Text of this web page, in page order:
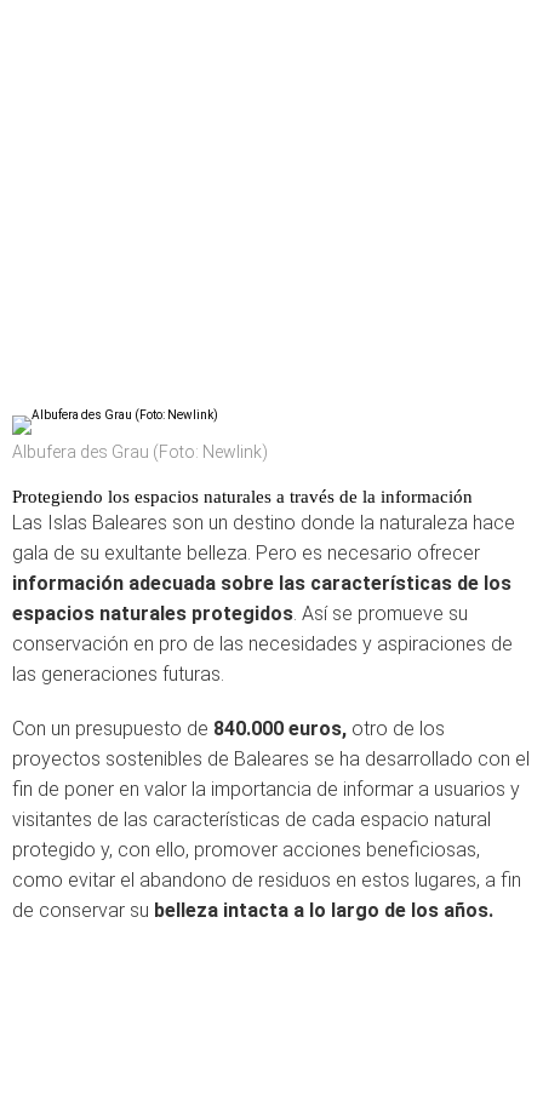
Albufera des Grau (Foto: Newlink)
Protegiendo los espacios naturales a través de la información
Las Islas Baleares son un destino donde la naturaleza hace
gala de su exultante belleza. Pero es necesario ofrecer
información adecuada sobre las características de los
espacios naturales protegidos. Así se promueve su
conservación en pro de las necesidades y aspiraciones de
las generaciones futuras.
Con un presupuesto de 840.000 euros, otro de los
proyectos sostenibles de Baleares se ha desarrollado con el
fin de poner en valor la importancia de informar a usuarios y
visitantes de las características de cada espacio natural
protegido y, con ello, promover acciones beneficiosas,
como evitar el abandono de residuos en estos lugares, a fin
de conservar su belleza intacta a lo largo de los años.